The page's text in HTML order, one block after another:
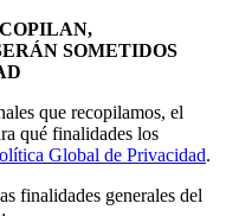
SOMETIDOS
que recopilamos, el
qué finalidades los
Global de Privacidad.
finalidades generales del